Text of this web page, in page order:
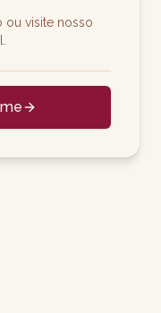
ou visite nosso